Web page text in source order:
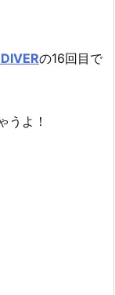
の16回目で
うよ！